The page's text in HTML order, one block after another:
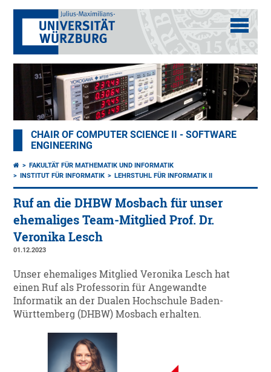
CHAIR OF COMPUTER SCIENCE II - SOFTWARE
ENGINEERING
FAKULTÄT FÜR MATHEMATIK UND INFORMATIK
INSTITUT FÜR INFORMATIK
LEHRSTUHL FÜR INFORMATIK II
Ruf an die DHBW Mosbach für unser
ehemaliges Team-Mitglied Prof. Dr.
Veronika Lesch
01.12.2023
Unser ehemaliges Mitglied Veronika Lesch hat
einen Ruf als Professorin für Angewandte
Informatik an der Dualen Hochschule Baden-
Württemberg (DHBW) Mosbach erhalten.